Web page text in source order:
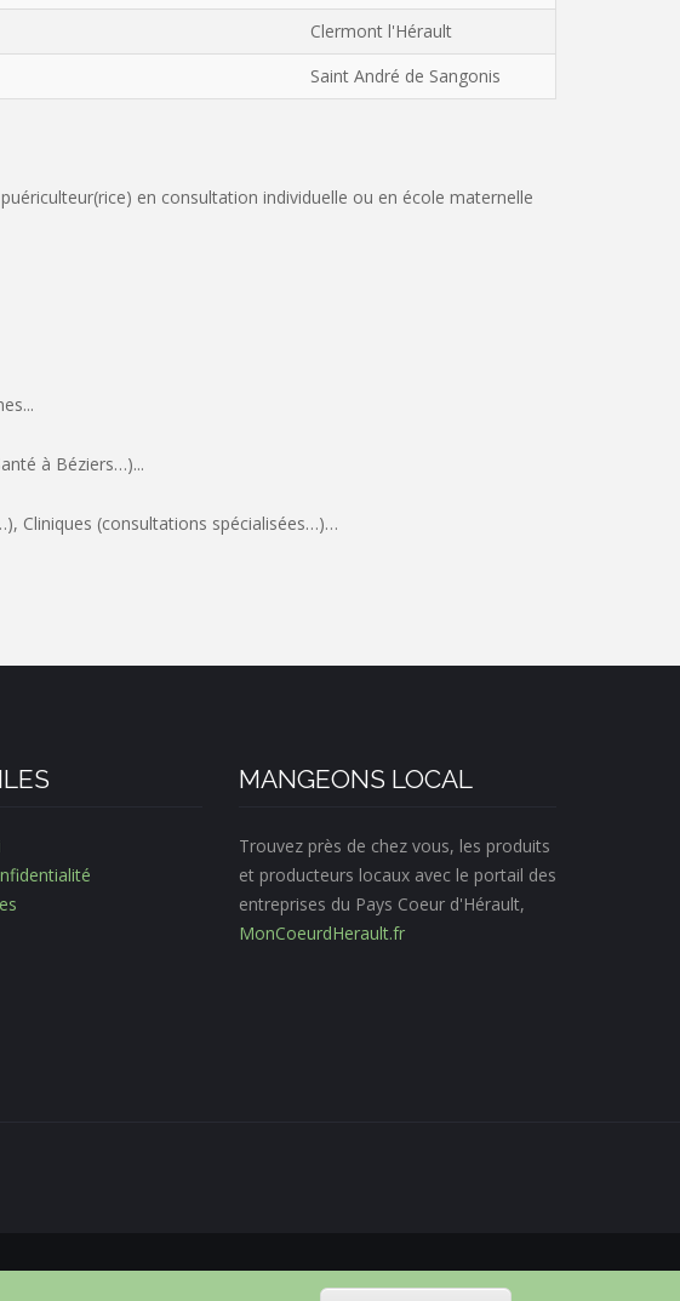
Clermont l'Hérault
Saint André de Sangonis
en consultation individuelle ou en école maternelle
à Béziers…)...
Cliniques (consultations spécialisées…)…
MANGEONS LOCAL
Trouvez près de chez vous, les produits
et producteurs locaux avec le portail des
entreprises du Pays Coeur d'Hérault,
MonCoeurdHerault.fr